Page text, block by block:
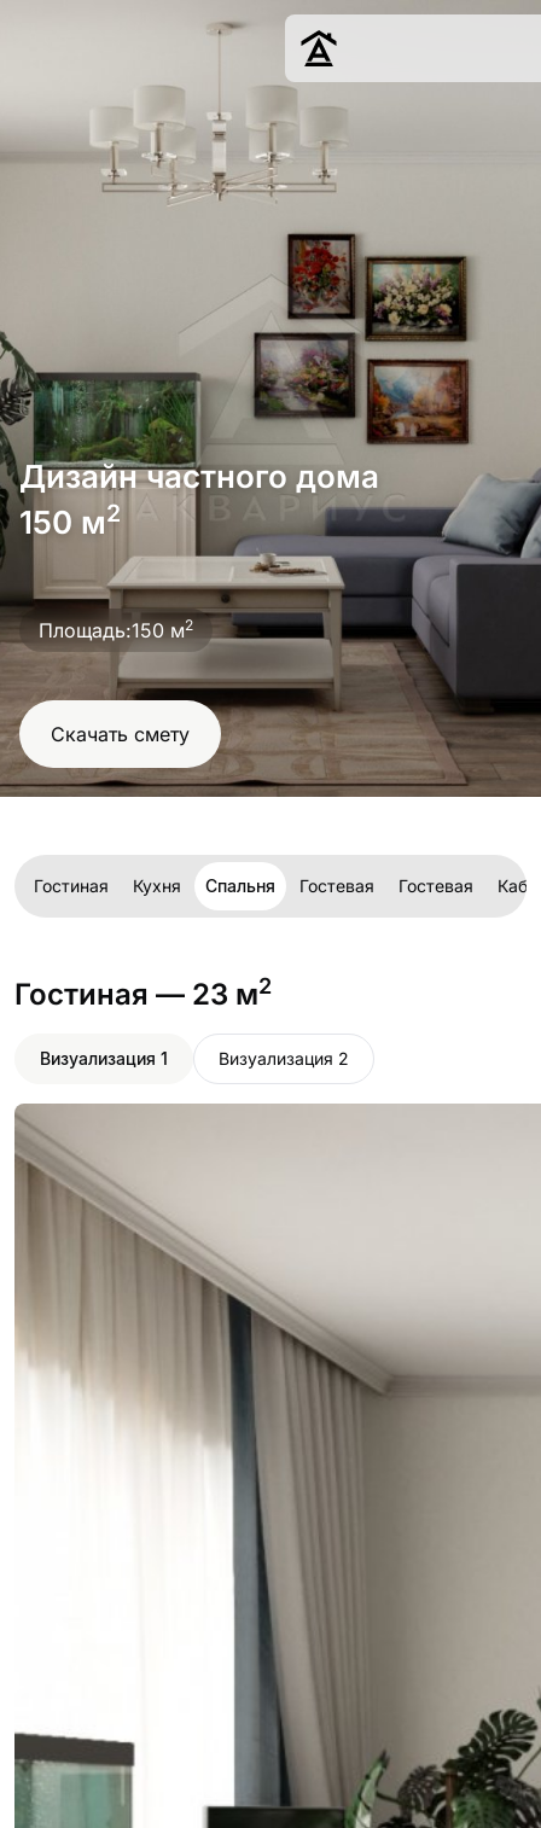
Дизайн
Ремонт
Цены
Наши работы
О нас
Контакты
г. Краснодар
8 (861) 945-12-
34
Обсудить
проект
Дизайн частного дома
150 м2
Площадь:150 м2
Скачать смету
Гостиная Кухня Спальня Гостевая Гостевая
Гостиная — 23 м2
Визуализация 1 Визуализация 2